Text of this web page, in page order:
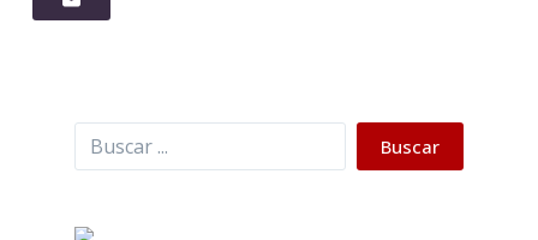
Buscar Buscar